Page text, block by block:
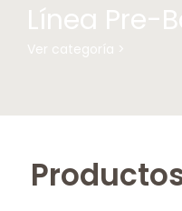
Línea Pre-
Ver categoría >